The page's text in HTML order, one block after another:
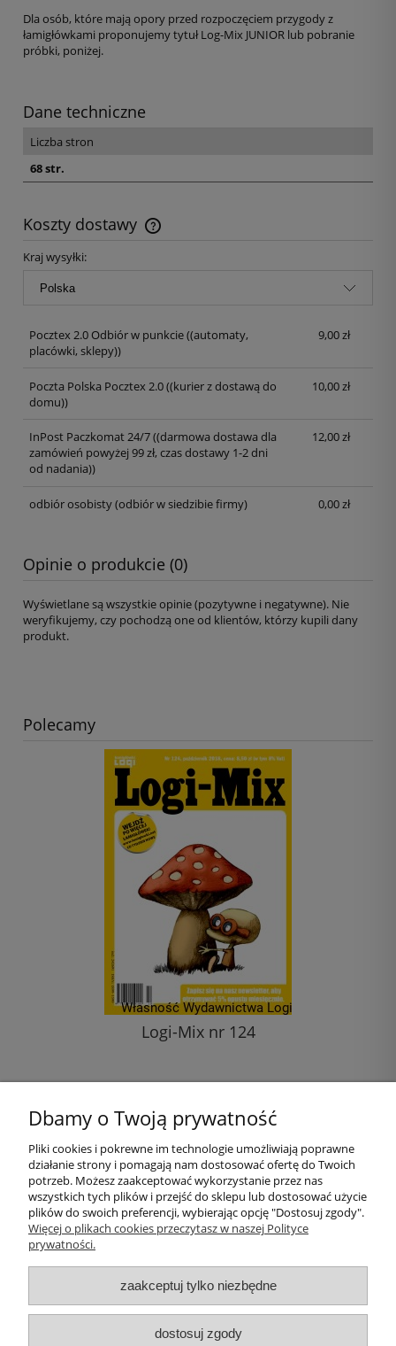
Dla osób, które mają opory przed rozpoczęciem przygody z
łamigłówkami proponujemy tytuł Log-Mix JUNIOR lub pobranie
próbki, poniżej.
Dane techniczne
Liczba stron
68 str.
Koszty dostawy
Kraj wysyłki:
Pocztex 2.0 Odbiór w punkcie((automaty,
placówki, sklepy))
9,00 zł
Poczta Polska Pocztex 2.0((kurier z dostawą do
domu))
10,00 zł
InPost Paczkomat 24/7((darmowa dostawa dla
zamówień powyżej 99 zł, czas dostawy 1-2 dni
od nadania))
12,00 zł
odbiór osobisty(odbiór w siedzibie firmy) 0,00 zł
Opinie o produkcie (0)
Wyświetlane są wszystkie opinie (pozytywne i negatywne). Nie
weryfikujemy, czy pochodzą one od klientów, którzy kupili dany
produkt.
Polecamy
Logi-Mix nr 124
do koszyka
Pomoc
Moje konto
Informacje
Dbamy o Twoją prywatność
Pliki cookies i pokrewne im technologie umożliwiają poprawne
działanie strony i pomagają nam dostosować ofertę do Twoich
potrzeb. Możesz zaakceptować wykorzystanie przez nas
wszystkich tych plików i przejść do sklepu lub dostosować użycie
plików do swoich preferencji, wybierając opcję "Dostosuj zgody".
Więcej o plikach cookies przeczytasz w naszej Polityce
prywatności.
zaakceptuj tylko niezbędne
dostosuj zgody